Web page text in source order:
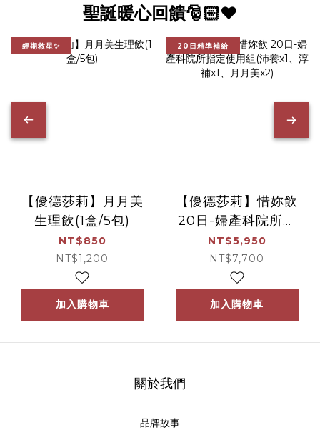
聖誕暖心回饋🎅🏻❤️
經期救星✨
【優德莎莉】月月美
生理飲(1盒/5包)
NT$850
NT$1,200
加入購物車
20日精準補給
【優德莎莉】惜妳飲
20日-婦產科院所指
定使用組(沛養x1、淳
補x1、月月美x2)
NT$5,950
NT$7,700
加入購物車
關於我們
品牌故事